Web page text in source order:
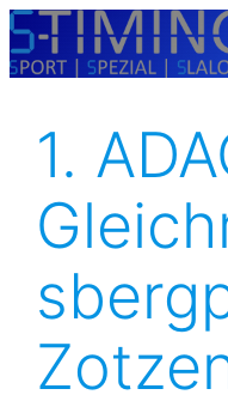
Zum
Inhalt
1.